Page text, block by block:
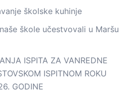
školske kuhinje
škole učestvovali u Maršu
ISPITA ZA VANREDNE
ISPITNOM ROKU
GODINE